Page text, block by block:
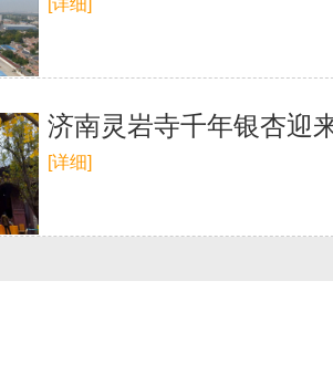
[详细]
济南灵岩寺千年银杏迎
[详细]